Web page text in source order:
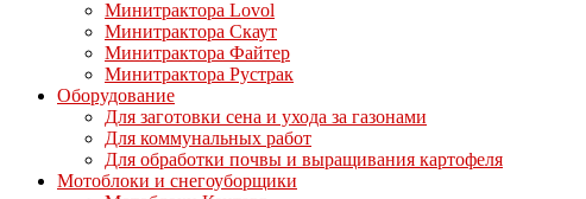
Минитрактора Lovol
Минитрактора Скаут
Минитрактора Файтер
Минитрактора Рустрак
Оборудование
Для заготовки сена и ухода за газонами
Для коммунальных работ
Для обработки почвы и выращивания картофеля
Мотоблоки и снегоуборщики